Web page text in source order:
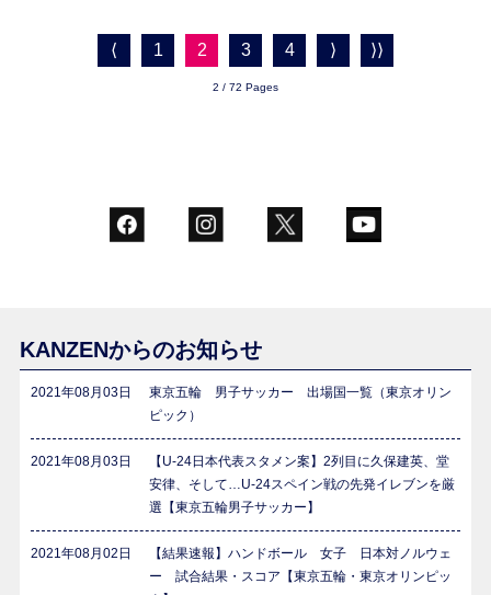
⟨ 1 2 3 4 ⟩ ⟩⟩
2 / 72 Pages
KANZENからのお知らせ
2021年08月03日
東京五輪 男子サッカー 出場国一覧（東京オリン
ピック）
2021年08月03日
【U-24日本代表スタメン案】2列目に久保建英、堂
安律、そして…U-24スペイン戦の先発イレブンを厳
選【東京五輪男子サッカー】
2021年08月02日
【結果速報】ハンドボール 女子 日本対ノルウェ
ー 試合結果・スコア【東京五輪・東京オリンピッ